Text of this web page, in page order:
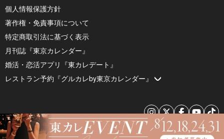
個人情報保護方針
著作権・免責事項について
特定商取引法に基づく表示
月刊誌『東京カレンダー』
婚活・恋活アプリ『東カレデート』
レストラン予約『グルカレby東京カレンダー』
© 2026 by Tokyo Calendar, Inc.